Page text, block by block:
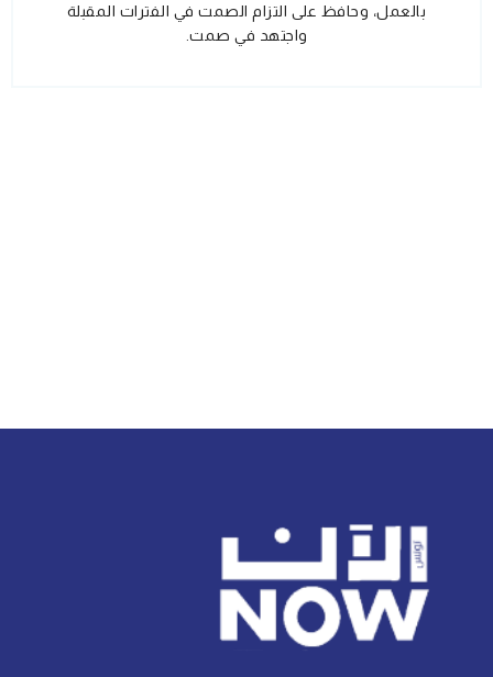
بالعمل، وحافظ على التزام الصمت في الفترات المقبلة
واجتهد في صمت.